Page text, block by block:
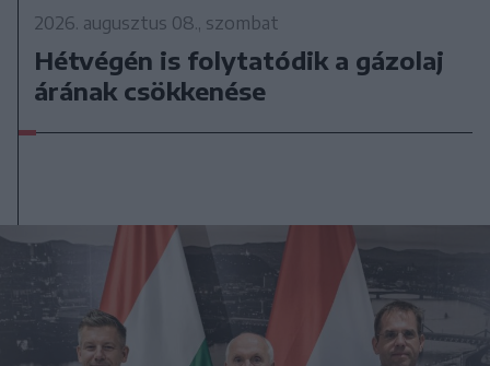
2026. augusztus 08., szombat
Hétvégén is folytatódik a gázolaj
árának csökkenése